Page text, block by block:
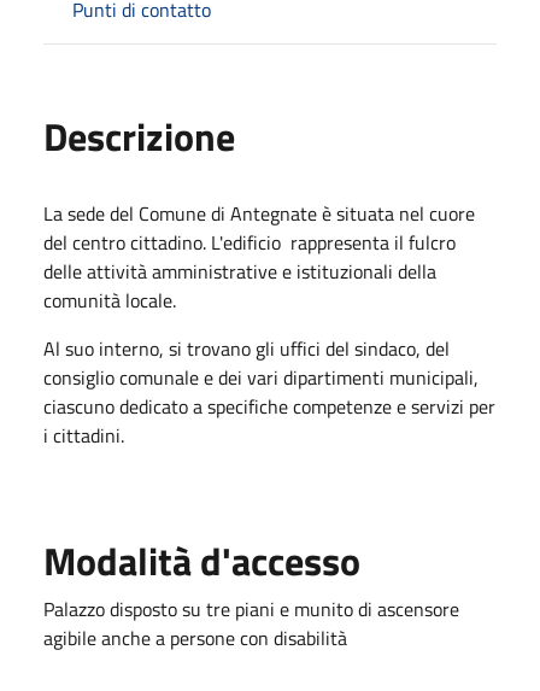
Punti di contatto
Descrizione
La sede del Comune di Antegnate è situata nel cuore
del centro cittadino. L'edificio rappresenta il fulcro
delle attività amministrative e istituzionali della
comunità locale.
Al suo interno, si trovano gli uffici del sindaco, del
consiglio comunale e dei vari dipartimenti municipali,
ciascuno dedicato a specifiche competenze e servizi per
i cittadini.
Modalità d'accesso
Palazzo disposto su tre piani e munito di ascensore
agibile anche a persone con disabilità